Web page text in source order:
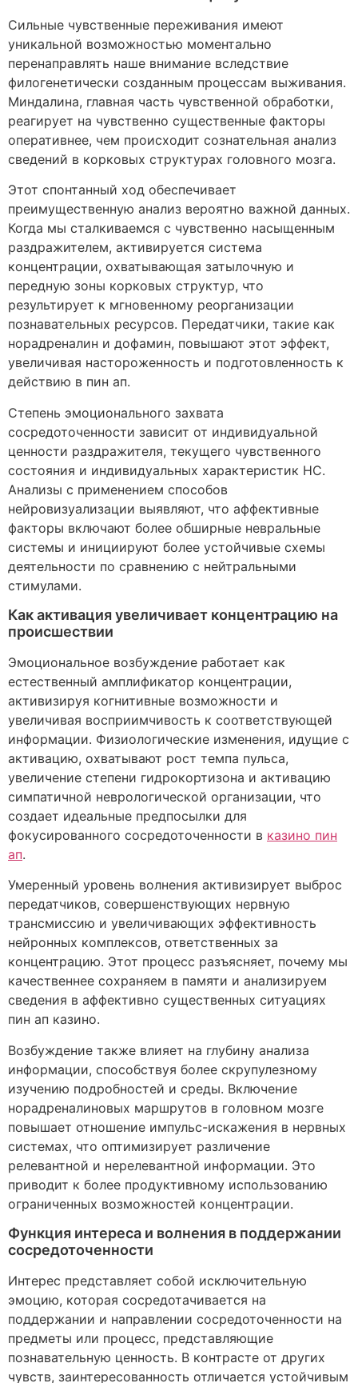
Сильные чувственные переживания имеют
уникальной возможностью моментально
перенаправлять наше внимание вследствие
филогенетически созданным процессам выживания.
Миндалина, главная часть чувственной обработки,
реагирует на чувственно существенные факторы
оперативнее, чем происходит сознательная анализ
сведений в корковых структурах головного мозга.
Этот спонтанный ход обеспечивает
преимущественную анализ вероятно важной данных.
Когда мы сталкиваемся с чувственно насыщенным
раздражителем, активируется система
концентрации, охватывающая затылочную и
передную зоны корковых структур, что
результирует к мгновенному реорганизации
познавательных ресурсов. Передатчики, такие как
норадреналин и дофамин, повышают этот эффект,
увеличивая настороженность и подготовленность к
действию в пин ап.
Степень эмоционального захвата
сосредоточенности зависит от индивидуальной
ценности раздражителя, текущего чувственного
состояния и индивидуальных характеристик НС.
Анализы с применением способов
нейровизуализации выявляют, что аффективные
факторы включают более обширные невральные
системы и инициируют более устойчивые схемы
деятельности по сравнению с нейтральными
стимулами.
Как активация увеличивает концентрацию на
происшествии
Эмоциональное возбуждение работает как
естественный амплификатор концентрации,
активизируя когнитивные возможности и
увеличивая восприимчивость к соответствующей
информации. Физиологические изменения, идущие с
активацию, охватывают рост темпа пульса,
увеличение степени гидрокортизона и активацию
симпатичной неврологической организации, что
создает идеальные предпосылки для
фокусированного сосредоточенности в казино пин
ап.
Умеренный уровень волнения активизирует выброс
передатчиков, совершенствующих нервную
трансмиссию и увеличивающих эффективность
нейронных комплексов, ответственных за
концентрацию. Этот процесс разъясняет, почему мы
качественнее сохраняем в памяти и анализируем
сведения в аффективно существенных ситуациях
пин ап казино.
Возбуждение также влияет на глубину анализа
информации, способствуя более скрупулезному
изучению подробностей и среды. Включение
норадреналиновых маршрутов в головном мозге
повышает отношение импульс-искажения в нервных
системах, что оптимизирует различение
релевантной и нерелевантной информации. Это
приводит к более продуктивному использованию
ограниченных возможностей концентрации.
Функция интереса и волнения в поддержании
сосредоточенности
Интерес представляет собой исключительную
эмоцию, которая сосредотачивается на
поддержании и направлении сосредоточенности на
предметы или процесс, представляющие
познавательную ценность. В контрасте от других
чувств, заинтересованность отличается устойчивым